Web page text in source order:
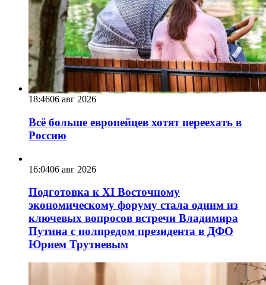
18:4606 авг 2026
Всё больше европейцев хотят переехать в
Россию
16:0406 авг 2026
Подготовка к XI Восточному
экономическому форуму стала одним из
ключевых вопросов встречи Владимира
Путина с полпредом президента в ДФО
Юрием Трутневым